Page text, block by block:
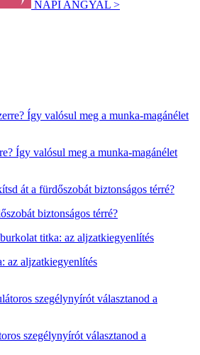
NAPI ANGYAL >
Így valósul meg a munka-magánélet
biztonságos térré?
az aljzatkiegyenlítés
szegélynyírót választanod a